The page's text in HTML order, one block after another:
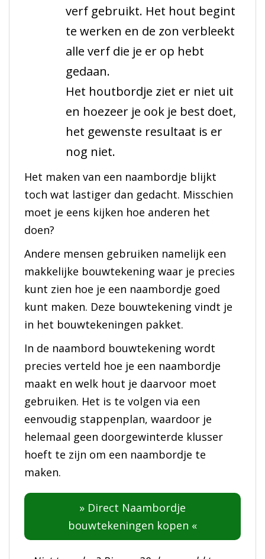
verf gebruikt. Het hout begint
te werken en de zon verbleekt
alle verf die je er op hebt
gedaan.
Het houtbordje ziet er niet uit
en hoezeer je ook je best doet,
het gewenste resultaat is er
nog niet.
Het maken van een naambordje blijkt
toch wat lastiger dan gedacht. Misschien
moet je eens kijken hoe anderen het
doen?
Andere mensen gebruiken namelijk een
makkelijke bouwtekening waar je precies
kunt zien hoe je een naambordje goed
kunt maken. Deze bouwtekening vindt je
in het bouwtekeningen pakket.
In de naambord bouwtekening wordt
precies verteld hoe je een naambordje
maakt en welk hout je daarvoor moet
gebruiken. Het is te volgen via een
eenvoudig stappenplan, waardoor je
helemaal geen doorgewinterde klusser
hoeft te zijn om een naambordje te
maken.
» Direct Naambordje
bouwtekeningen kopen «